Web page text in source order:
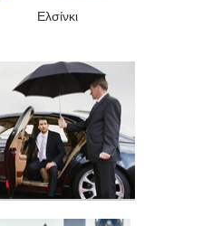
Ελσίνκι